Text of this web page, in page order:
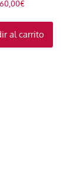
60,00€
al carrito